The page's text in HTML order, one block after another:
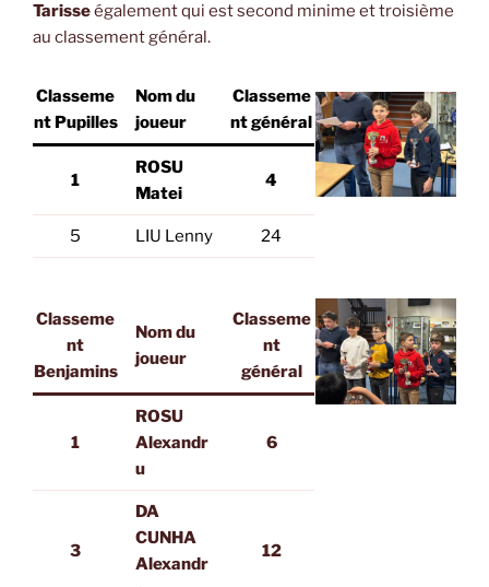
Tarisseégalement qui est second minime et troisième
au classement général.
Classeme
nt Pupilles
Nom du
joueur
Classeme
nt général
1
ROSU
Matei
4
5 LIU Lenny 24
Classeme
nt
Benjamins
Nom du
joueur
Classeme
nt
général
1
ROSU
Alexandr
u
6
3
DA
CUNHA
Alexandr
12